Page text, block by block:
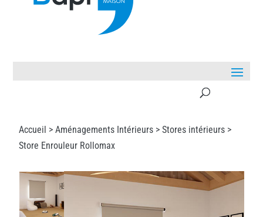
Accueil > Aménagements Intérieurs > Stores intérieurs >
Store Enrouleur Rollomax